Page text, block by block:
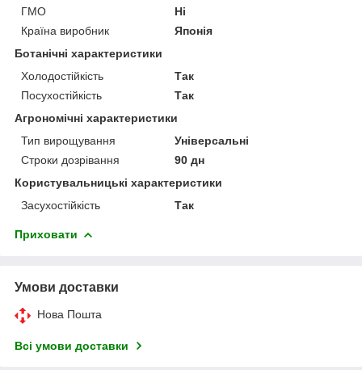
ГМО
Ні
Країна виробник
Японія
Ботанічні характеристики
Холодостійкість
Так
Посухостійкість
Так
Агрономічні характеристики
Тип вирощування
Універсальні
Строки дозрівання
90 дн
Користувальницькі характеристики
Засухостійкість
Так
Приховати
Умови доставки
Нова Пошта
Всі умови доставки